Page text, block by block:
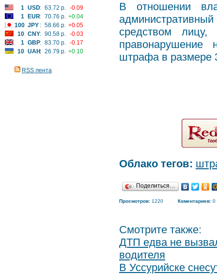
1 USD: 63.72 р. -0.09
1
EUR: 70.76 р. +0.04
100 JPY : 58.66 р. +0.05
10 CNY: 90.58 р. -0.03
1 GBP: 83.70 р. -0.17
10 UAH: 26.79 р. +0.10
RSS лента
В отношении
средством
правонарушение
штрафа в размере
Облако тегов:
Поделиться…
Просмотров: 1220 Коментариев: 0
Смотрите также:
ДТП едва не
водителя
В Уссурийске